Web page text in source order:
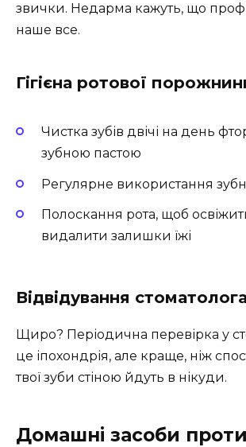
звички. Недарма кажуть, що
наше все.
Гігієна ротової
Чистка зубів двічі на день
зубною пастою
Регулярне використання
Полоскання рота, щоб
видалити залишки їжі
Відвідування
Щиро? Періодична перевірка у
це іпохондрія, але краще, ніж
твої зуби стіною йдуть в нікуди.
Домашні засоби проти